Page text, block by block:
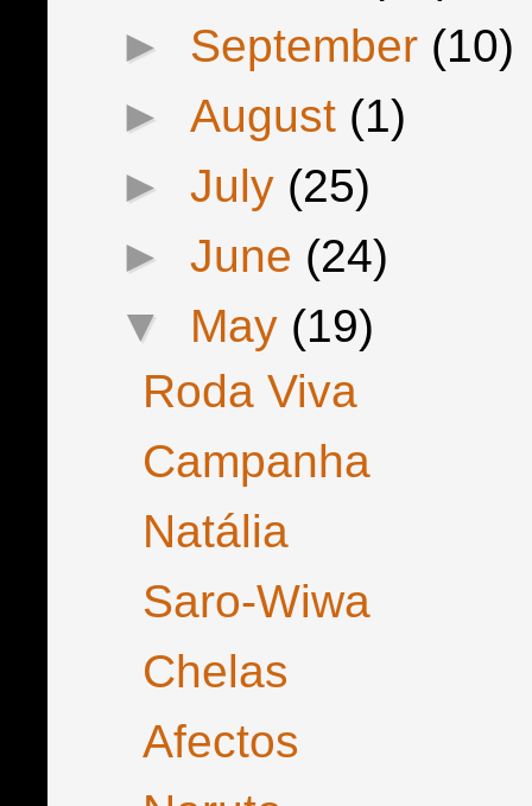
► September (10)
►August (1)
►July (25)
►June (24)
▼ May (19)
Roda Viva
Campanha
Natália
Saro-Wiwa
Chelas
Afectos